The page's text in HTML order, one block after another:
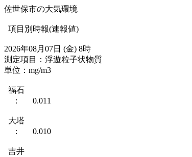
佐世保市の大気環境
項目別時報(速報値)
2026年08月07日 (金) 8時
測定項目：浮遊粒子状物質
単位：mg/m3
福石
： 0.011
大塔
： 0.010
吉井